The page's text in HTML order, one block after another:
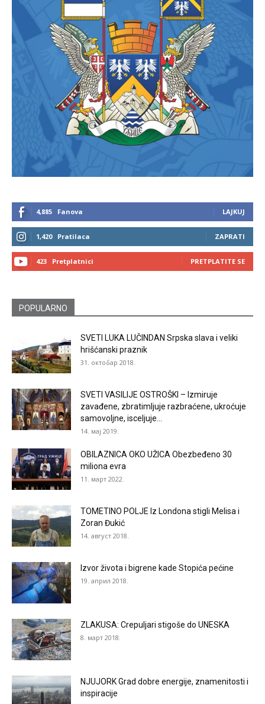
4,885 Fanova LAJKUJ
1,420 Pratilaca ZAPRATI
423 Pretplatnici PRETPLATITE SE
POPULARNO
SVETI LUKA LUČINDAN Srpska slava i veliki
hrišćanski praznik
31. октобар 2018.
SVETI VASILIJE OSTROŠKI – Izmiruje
zavađene, zbratimljuje razbraćene, ukroćuje
samovoljne, isceljuje...
14. мај 2019.
OBILAZNICA OKO UŽICA Obezbeđeno 30
miliona evra
11. март 2022.
TOMETINO POLJE Iz Londona stigli Melisa i
Zoran Đukić
14. август 2018.
Izvor života i bigrene kade Stopića pećine
19. април 2018.
ZLAKUSA: Crepuljari stigoše do UNESKA
8. март 2018.
NJUJORK Grad dobre energije, znamenitosti i
inspiracije